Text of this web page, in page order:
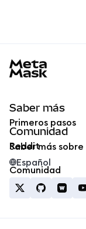
Saber más
Primeros pasos
Saber más
Comunidad
Reddit
Comunidad
Español